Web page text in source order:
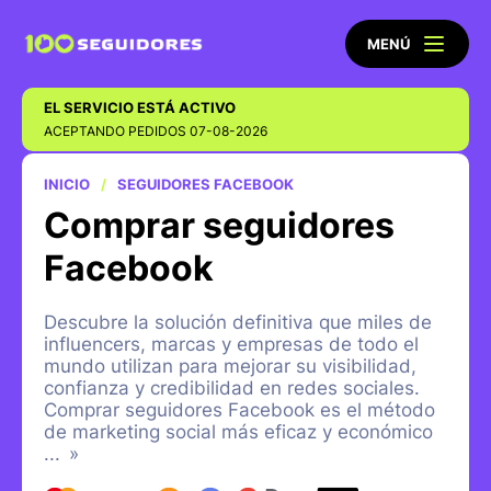
MENÚ
EL SERVICIO ESTÁ ACTIVO
ACEPTANDO PEDIDOS 07-08-2026
INICIO SEGUIDORES FACEBOOK
Comprar seguidores
Facebook
Descubre la solución definitiva que miles de
influencers, marcas y empresas de todo el
mundo utilizan para mejorar su visibilidad,
confianza y credibilidad en redes sociales.
Comprar seguidores Facebook es el método
de marketing social más eficaz y económico
... »